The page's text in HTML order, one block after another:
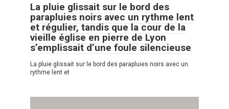
La pluie glissait sur le bord des
parapluies noirs avec un rythme lent
et régulier, tandis que la cour de la
vieille église en pierre de Lyon
s’emplissait d’une foule silencieuse
La pluie glissait sur le bord des parapluies noirs avec un
rythme lent et